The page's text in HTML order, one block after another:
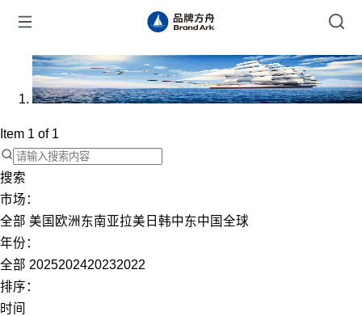
Item 1 of 1
搜索
市场：
全部 美国 欧洲 东南亚拉美 日韩中东中国 全球
年份：
全部 2025202420232022
排序：
时间